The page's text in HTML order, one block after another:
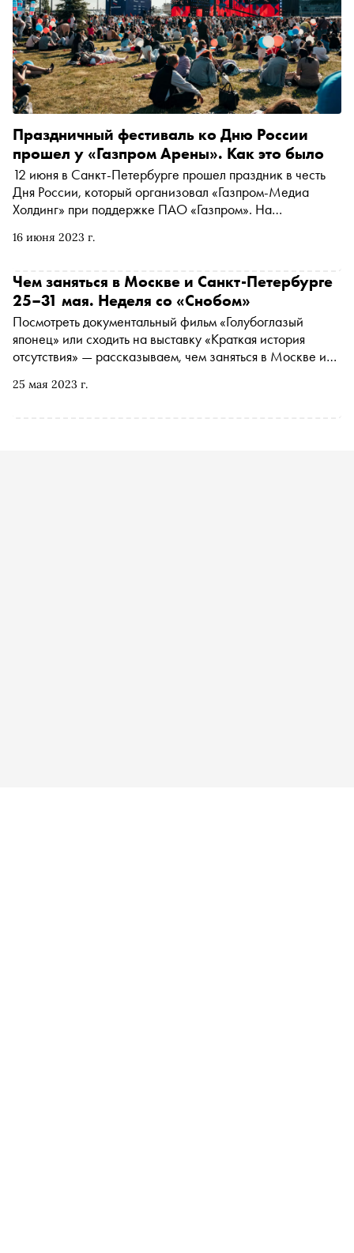
16 июня 2023 г.
Праздничный фестиваль ко Дню России
прошел у «Газпром Арены». Как это было
12 июня в Санкт-Петербурге прошел праздник в честь
Дня России, который организовал «Газпром-Медиа
Холдинг» при поддержке ПАО «Газпром». На
блогеров, были установлены новые спортивные рекорды,
классы
25 мая 2023 г.
Чем заняться в Москве и Санкт-Петербурге
25–31 мая. Неделя со «Снобом»
Посмотреть документальный фильм «Голубоглазый
японец» или сходить на выставку «Краткая история
отсутствия» — рассказываем, чем заняться в Москве и